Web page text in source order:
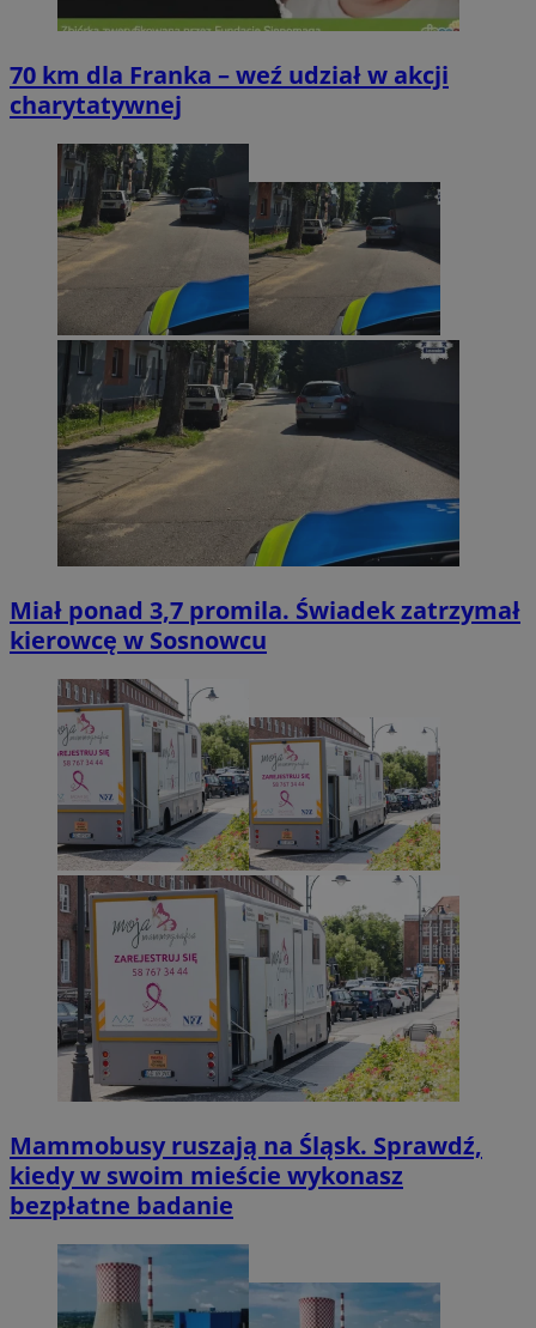
70 km dla Franka – weź udział w akcji
charytatywnej
Miał ponad 3,7 promila. Świadek zatrzymał
kierowcę w Sosnowcu
Mammobusy ruszają na Śląsk. Sprawdź,
kiedy w swoim mieście wykonasz
bezpłatne badanie